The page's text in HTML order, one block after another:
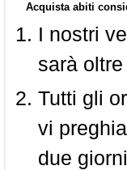
Acquista abiti
I nostri
sarà
Tutti gli
vi
due